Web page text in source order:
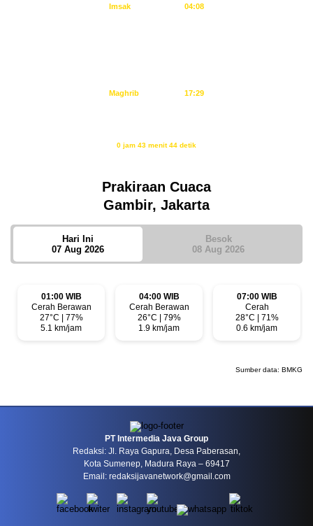
Imsak 04:08
Maghrib 17:29
0 jam 43 menit 43 detik
Prakiraan Cuaca
Gambir, Jakarta
Hari Ini
07 Aug 2026
Besok
08 Aug 2026
01:00 WIB
Cerah Berawan
27°C | 77%
5.1 km/jam
04:00 WIB
Cerah Berawan
26°C | 79%
1.9 km/jam
07:00 WIB
Cerah
28°C | 71%
0.6 km/jam
Sumber data: BMKG
PT Intermedia Java Group
Redaksi: Jl. Raya Gapura, Desa Paberasan,
Kota Sumenep, Madura Raya – 69417
Email: redaksijavanetwork@gmail.com